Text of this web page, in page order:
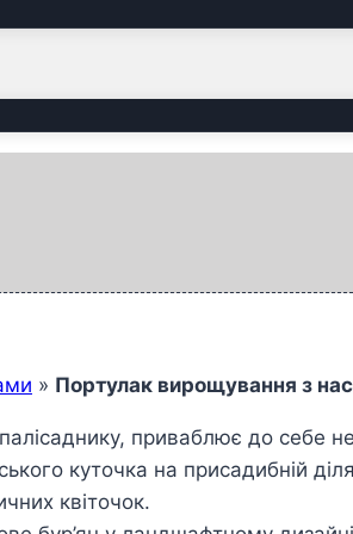
» Портулак вирощування з
приваблює до себе
куточка на присадибній
квіточок.